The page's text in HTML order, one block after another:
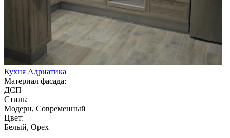
Кухня Адриатика
Материал фасада:
ДСП
Стиль:
Модерн, Современный
Цвет:
Белый, Орех